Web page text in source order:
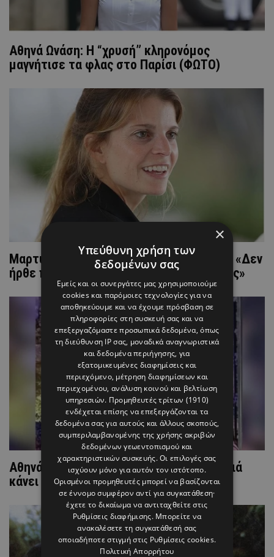
Αθηνά Ωνάση: Η “χρυσή” κληρονόμος
μαγνήτισε τα φλας στο Παρίσι (ΦΩΤΟ)
Μαρτυρία «φωτιά» για την Αθηνά Ωνάση: «Δεν
ήρθε ποτέ στους τάφους της οικογένειας»
Αθηνά Ωνάση: Δείτε πού ζει και τι δουλειά
κάνει σήμερα η «χρυσή» κληρονόμος
×
Υπεύθυνη χρήση των
δεδομένων σας
Εμείς και οι συνεργάτες μας χρησιμοποιούμε
cookies και παρόμοιες τεχνολογίες για να
αποθηκεύουμε και να έχουμε πρόσβαση σε
πληροφορίες στη συσκευή σας και να
επεξεργαζόμαστε προσωπικά δεδομένα, όπως
τη διεύθυνση IP σας, μοναδικά αναγνωριστικά
και δεδομένα περιήγησης, για
εξατομικευμένες διαφημίσεις και
περιεχόμενο, μέτρηση διαφημίσεων και
περιεχομένου, ανάλυση κοινού και βελτίωση
υπηρεσιών. Προμηθευτές τρίτων (1910)
ενδέχεται επίσης να επεξεργάζονται τα
δεδομένα σας για αυτούς και άλλους σκοπούς,
συμπεριλαμβανομένης της χρήσης ακριβών
δεδομένων γεωεντοπισμού και
χαρακτηριστικών συσκευής. Οι επιλογές σας
ισχύουν μόνο για αυτόν τον ιστότοπο.
Ορισμένοι προμηθευτές μπορεί να βασίζονται
σε έννομο συμφέρον αντί για συγκατάθεση·
έχετε το δικαίωμα να αντιταχθείτε στις
Ρυθμίσεις διαφήμισης. Μπορείτε να
ανακαλέσετε τη συγκατάθεσή σας
οποιαδήποτε στιγμή στις Ρυθμίσεις cookies.
Πολιτική Απορρήτου